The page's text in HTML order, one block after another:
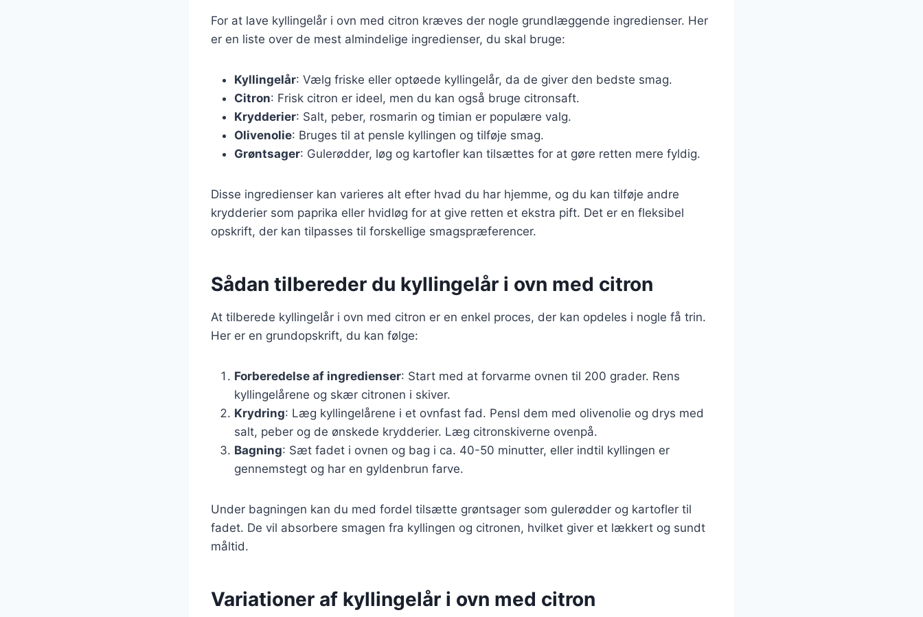
For at lave kyllingelår i ovn med citron kræves der nogle grundlæggende ingredienser. Her
er en liste over de mest almindelige ingredienser, du skal bruge:
Kyllingelår: Vælg friske eller optøede kyllingelår, da de giver den bedste smag.
Citron: Frisk citron er ideel, men du kan også bruge citronsaft.
Krydderier: Salt, peber, rosmarin og timian er populære valg.
Olivenolie: Bruges til at pensle kyllingen og tilføje smag.
Grøntsager: Gulerødder, løg og kartofler kan tilsættes for at gøre retten mere fyldig.
Disse ingredienser kan varieres alt efter hvad du har hjemme, og du kan tilføje andre
krydderier som paprika eller hvidløg for at give retten et ekstra pift. Det er en fleksibel
opskrift, der kan tilpasses til forskellige smagspræferencer.
Sådan tilbereder du kyllingelår i ovn med citron
At tilberede kyllingelår i ovn med citron er en enkel proces, der kan opdeles i nogle få trin.
Her er en grundopskrift, du kan følge:
Forberedelse af ingredienser: Start med at forvarme ovnen til 200 grader. Rens
kyllingelårene og skær citronen i skiver.
Krydring: Læg kyllingelårene i et ovnfast fad. Pensl dem med olivenolie og drys med
salt, peber og de ønskede krydderier. Læg citronskiverne ovenpå.
Bagning: Sæt fadet i ovnen og bag i ca. 40-50 minutter, eller indtil kyllingen er
gennemstegt og har en gyldenbrun farve.
Under bagningen kan du med fordel tilsætte grøntsager som gulerødder og kartofler til
fadet. De vil absorbere smagen fra kyllingen og citronen, hvilket giver et lækkert og sundt
måltid.
Variationer af kyllingelår i ovn med citron